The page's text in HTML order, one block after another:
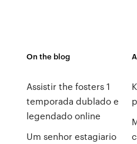
On the blog
Assistir the fosters 1
temporada dublado e
legendado online
Um senhor estagiario